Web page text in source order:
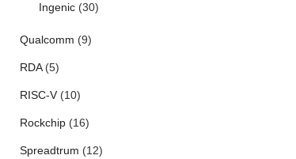
Ingenic(30)
Qualcomm (9)
RDA(5)
RISC-V(10)
Rockchip(16)
Spreadtrum (12)